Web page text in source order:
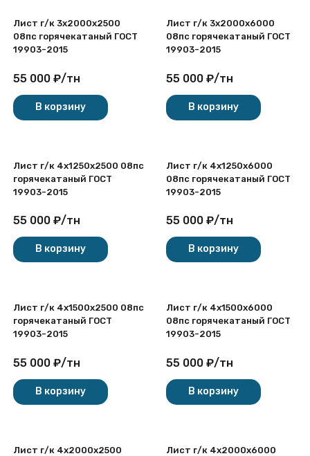
Лист г/к 3х2000x2500
08пс горячекатаный ГОСТ
19903-2015
55 000 ₽/тн
В корзину
Лист г/к 3х2000x6000
08пс горячекатаный ГОСТ
19903-2015
55 000 ₽/тн
В корзину
Лист г/к 4х1250x2500 08пс
горячекатаный ГОСТ
19903-2015
55 000 ₽/тн
В корзину
Лист г/к 4х1250x6000
08пс горячекатаный ГОСТ
19903-2015
55 000 ₽/тн
В корзину
Лист г/к 4х1500x2500 08пс
горячекатаный ГОСТ
19903-2015
55 000 ₽/тн
В корзину
Лист г/к 4х1500x6000
08пс горячекатаный ГОСТ
19903-2015
55 000 ₽/тн
В корзину
Лист г/к 4х2000x2500
Лист г/к 4х2000x6000